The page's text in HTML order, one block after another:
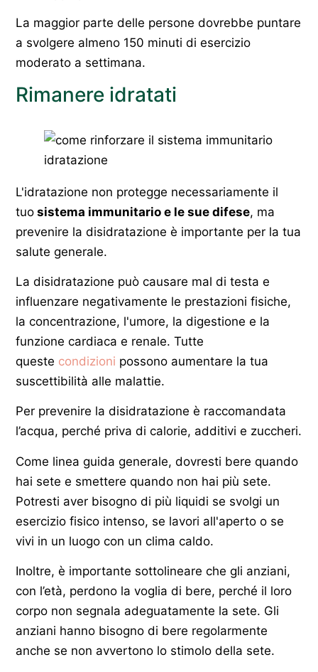
La maggior parte delle persone dovrebbe puntare
a svolgere almeno 150 minuti di esercizio
moderato a settimana.
Rimanere idratati
L'idratazione non protegge necessariamente il
tuo sistema immunitario e le sue difese, ma
prevenire la disidratazione è importante per la tua
salute generale.
La disidratazione può causare mal di testa e
influenzare negativamente le prestazioni fisiche,
la concentrazione, l'umore, la digestione e la
funzione cardiaca e renale. Tutte
queste condizioni possono aumentare la tua
suscettibilità alle malattie.
Per prevenire la disidratazione è raccomandata
l’acqua, perché priva di calorie, additivi e zuccheri.
Come linea guida generale, dovresti bere quando
hai sete e smettere quando non hai più sete.
Potresti aver bisogno di più liquidi se svolgi un
esercizio fisico intenso, se lavori all'aperto o se
vivi in un luogo con un clima caldo.
Inoltre, è importante sottolineare che gli anziani,
con l’età, perdono la voglia di bere, perché il loro
corpo non segnala adeguatamente la sete. Gli
anziani hanno bisogno di bere regolarmente
anche se non avvertono lo stimolo della sete.